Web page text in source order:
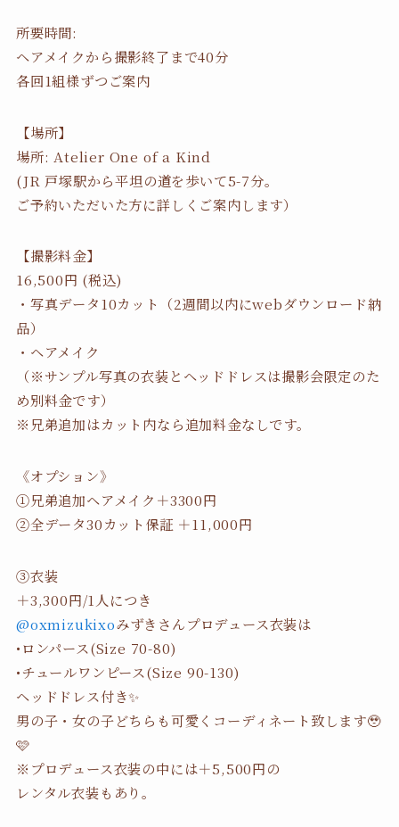
所要時間:
ヘアメイクから撮影終了まで40分
各回1組様ずつご案内
【場所】
場所: Atelier One of a Kind
(JR 戸塚駅から平坦の道を歩いて5-7分。
ご予約いただいた方に詳しくご案内します）
【撮影料金】
16,500円 (税込)
・写真データ10カット（2週間以内にwebダウンロード納
品）
・ヘアメイク
（※サンプル写真の衣装とヘッドドレスは撮影会限定のた
め別料金です）
※兄弟追加はカット内なら追加料金なしです。
《オプション》
①兄弟追加ヘアメイク＋3300円
②全データ30カット保証 ＋11,000円
③衣装
＋3,300円/1人につき
@oxmizukixoみずきさんプロデュース衣装は
•ロンパース(Size 70-80)
•チュールワンピース(Size 90-130)
ヘッドドレス付き✨
男の子・女の子どちらも可愛くコーディネート致します🥹
🩷
※プロデュース衣装の中には＋5,500円の
レンタル衣装もあり。